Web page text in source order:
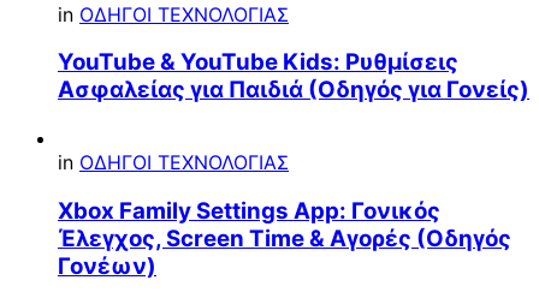
in ΟΔΗΓΟΙ ΤΕΧΝΟΛΟΓΙΑΣ
YouTube & YouTube Kids: Ρυθμίσεις
Ασφαλείας για Παιδιά (Οδηγός για Γονείς)
in ΟΔΗΓΟΙ ΤΕΧΝΟΛΟΓΙΑΣ
Xbox Family Settings App: Γονικός
Έλεγχος, Screen Time & Αγορές (Οδηγός
Γονέων)